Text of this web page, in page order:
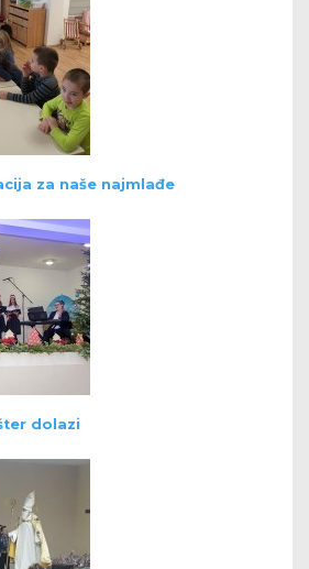
za naše najmlađe
dolazi